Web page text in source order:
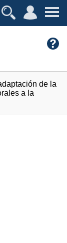
de la
a la